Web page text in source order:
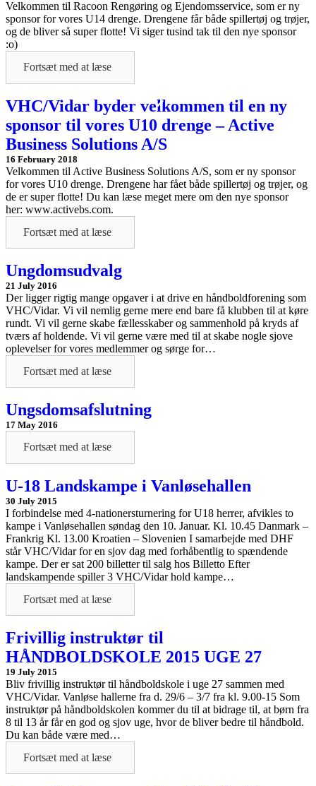
Velkommen til Racoon Rengøring og Ejendomsservice, som er ny
sponsor for vores U14 drenge. Drengene får både spillertøj og trøjer,
og de bliver så super flotte! Vi siger tusind tak til den nye sponsor
:o)
Fortsæt med at læse
VHC/Vidar byder velkommen til en ny
sponsor til vores U10 drenge – Active
Business Solutions A/S
16 February 2018
Velkommen til Active Business Solutions A/S, som er ny sponsor
for vores U10 drenge. Drengene har fået både spillertøj og trøjer, og
de er super flotte! Du kan læse meget mere om den nye sponsor
her: www.activebs.com.
Fortsæt med at læse
Ungdomsudvalg
21 July 2016
Der ligger rigtig mange opgaver i at drive en håndboldforening som
VHC/Vidar. Vi vil nemlig gerne mere end bare få klubben til at køre
rundt. Vi vil gerne skabe fællesskaber og sammenhold på kryds af
tværs af holdende. Vi vil gerne være med til at skabe nogle sjove
oplevelser for vores medlemmer og sørge for…
Fortsæt med at læse
Ungsdomsafslutning
17 May 2016
Fortsæt med at læse
U-18 Landskampe i Vanløsehallen
30 July 2015
I forbindelse med 4-nationersturnering for U18 herrer, afvikles to
kampe i Vanløsehallen søndag den 10. Januar. Kl. 10.45 Danmark –
Frankrig Kl. 13.00 Kroatien – Slovenien I samarbejde med DHF
står VHC/Vidar for en sjov dag med forhåbentlig to spændende
kampe. Der er sat 200 billetter til salg hos Billetto Efter
landskampende spiller 3 VHC/Vidar hold kampe…
Fortsæt med at læse
Frivillig instruktør til
HÅNDBOLDSKOLE 2015 UGE 27
19 July 2015
Bliv frivillig instruktør til håndboldskole i uge 27 sammen med
VHC/Vidar. Vanløse hallerne fra d. 29/6 – 3/7 fra kl. 9.00-15 Som
instruktør på håndboldskolen kommer du til at bidrage til, at børn fra
8 til 13 år får en god og sjov uge, hvor de bliver bedre til håndbold.
Du kan både være med…
Fortsæt med at læse